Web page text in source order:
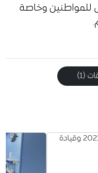
للمواطنين وخاصة
(1)